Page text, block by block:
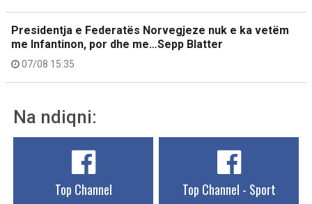
Presidentja e Federatës Norvegjeze nuk e ka vetëm
me Infantinon, por dhe me…Sepp Blatter
07/08 15:35
Na ndiqni:
Top Channel Top Channel - Sport